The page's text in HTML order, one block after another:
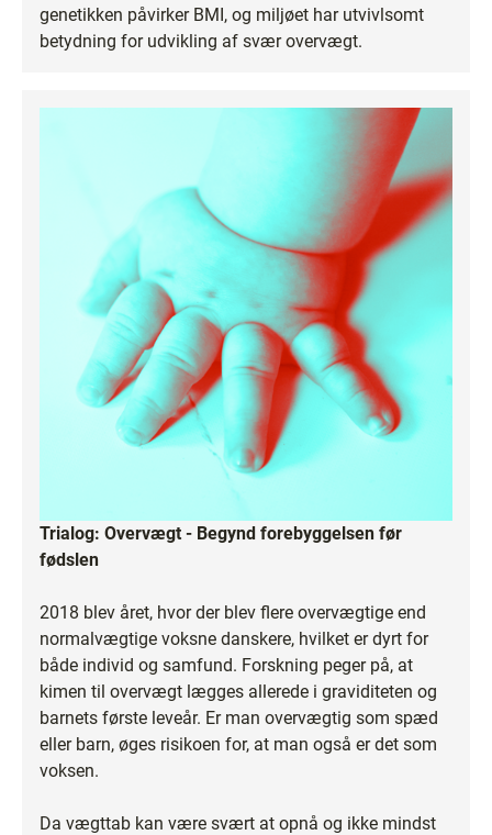
genetikken påvirker BMI, og miljøet har utvivlsomt
betydning for udvikling af svær overvægt.
Trialog: Overvægt - Begynd forebyggelsen før
fødslen
2018 blev året, hvor der blev flere overvægtige end
normalvægtige voksne danskere, hvilket er dyrt for
både individ og samfund. Forskning peger på, at
kimen til overvægt lægges allerede i graviditeten og
barnets første leveår. Er man overvægtig som spæd
eller barn, øges risikoen for, at man også er det som
voksen.
Da vægttab kan være svært at opnå og ikke mindst